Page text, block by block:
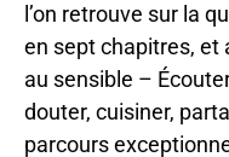
l’on retrouve sur la
en sept chapitres, et
au sensible –
douter, cuisiner,
parcours